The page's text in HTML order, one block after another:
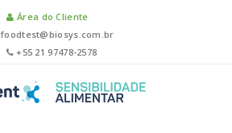
Área do Cliente
foodtest@biosys.com.br
+55 21 97478-2578